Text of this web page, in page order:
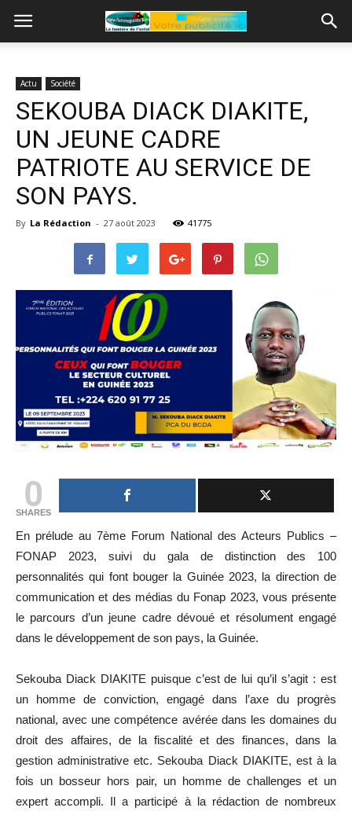
Actu Société
SEKOUBA DIACK DIAKITE,
UN JEUNE CADRE
PATRIOTE AU SERVICE DE
SON PAYS.
By La Rédaction - 27 août 2023 41775
0
SHARES
En prélude au 7ème Forum National des Acteurs Publics –
FONAP 2023, suivi du gala de distinction des 100
personnalités qui font bouger la Guinée 2023, la direction de
communication et des médias du Fonap 2023, vous présente
le parcours d’un jeune cadre dévoué et résolument engagé
dans le développement de son pays, la Guinée.
Sekouba Diack DIAKITE puisque c’est de lui qu’il s’agit : est
un homme de conviction, engagé dans l’axe du progrès
national, avec une compétence avérée dans les domaines du
droit des affaires, de la fiscalité et des finances, dans la
gestion administrative etc. Sekouba Diack DIAKITE, est à la
fois un bosseur hors pair, un homme de challenges et un
expert accompli. Il a participé à la rédaction de nombreux